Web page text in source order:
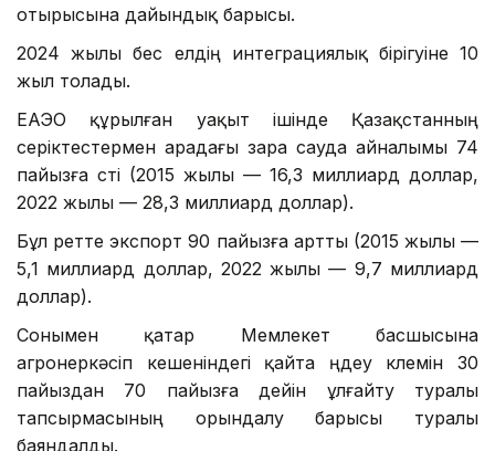
отырысына дайындық барысы.
2024 жылы бес елдің интеграциялық бірігуіне 10
жыл толады.
ЕАЭО құрылған уақыт ішінде Қазақстанның
серіктестермен арадағы өзара сауда айналымы 74
пайызға өсті (2015 жылы — 16,3 миллиард доллар,
2022 жылы — 28,3 миллиард доллар).
Бұл ретте экспорт 90 пайызға артты (2015 жылы —
5,1 миллиард доллар, 2022 жылы — 9,7 миллиард
доллар).
Сонымен қатар Мемлекет басшысына
агроөнеркәсіп кешеніндегі қайта өңдеу көлемін 30
пайыздан 70 пайызға дейін ұлғайту туралы
тапсырмасының орындалу барысы туралы
баяндалды.